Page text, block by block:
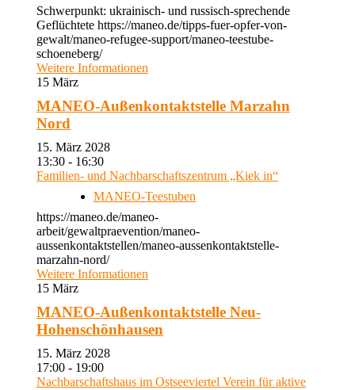
Schwerpunkt: ukrainisch- und russisch-sprechende
Geflüchtete https://maneo.de/tipps-fuer-opfer-von-
gewalt/maneo-refugee-support/maneo-teestube-
schoeneberg/
Weitere Informationen
15 März
MANEO-Außenkontaktstelle Marzahn
Nord
15. März 2028
13:30 - 16:30
Familien- und Nachbarschaftszentrum „Kiek in“
MANEO-Teestuben
https://maneo.de/maneo-
arbeit/gewaltpraevention/maneo-
aussenkontaktstellen/maneo-aussenkontaktstelle-
marzahn-nord/
Weitere Informationen
15 März
MANEO-Außenkontaktstelle Neu-
Hohenschönhausen
15. März 2028
17:00 - 19:00
Nachbarschaftshaus im Ostseeviertel Verein für aktive